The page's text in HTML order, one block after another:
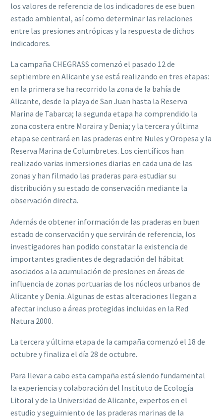
los valores de referencia de los indicadores de ese buen
estado ambiental, así como determinar las relaciones
entre las presiones antrópicas y la respuesta de dichos
indicadores.
La campaña CHEGRASS comenzó el pasado 12 de
septiembre en Alicante y se está realizando en tres etapas:
en la primera se ha recorrido la zona de la bahía de
Alicante, desde la playa de San Juan hasta la Reserva
Marina de Tabarca; la segunda etapa ha comprendido la
zona costera entre Moraira y Denia; y la tercera y última
etapa se centrará en las praderas entre Nules y Oropesa y la
Reserva Marina de Columbretes. Los científicos han
realizado varias inmersiones diarias en cada una de las
zonas y han filmado las praderas para estudiar su
distribución y su estado de conservación mediante la
observación directa.
Además de obtener información de las praderas en buen
estado de conservación y que servirán de referencia, los
investigadores han podido constatar la existencia de
importantes gradientes de degradación del hábitat
asociados a la acumulación de presiones en áreas de
influencia de zonas portuarias de los núcleos urbanos de
Alicante y Denia. Algunas de estas alteraciones llegan a
afectar incluso a áreas protegidas incluidas en la Red
Natura 2000.
La tercera y última etapa de la campaña comenzó el 18 de
octubre y finaliza el día 28 de octubre.
Para llevar a cabo esta campaña está siendo fundamental
la experiencia y colaboración del Instituto de Ecología
Litoral y de la Universidad de Alicante, expertos en el
estudio y seguimiento de las praderas marinas de la